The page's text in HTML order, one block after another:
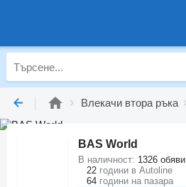
Влекачи втора ръка
BAS World
В наличност: 1326 обяви
22 години в Autoline
64 години на пазара